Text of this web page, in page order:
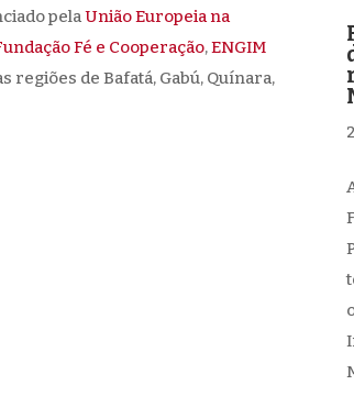
pelaUnião Europeia na
Fé e Cooperação,ENGIM
regiões de Bafatá, Gabú, Quínara,